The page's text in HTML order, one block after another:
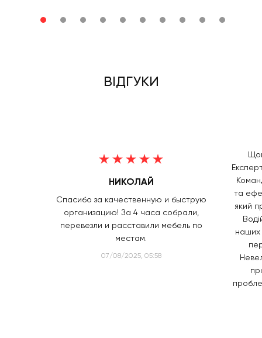
ВІДГУКИ
Спасибо за качественную и быструю
организацию! За 4 часа собрали,
перевезли и расставили мебель по
местам.
НИКОЛАЙ
07/08/2025, 05:58
та
який
наших